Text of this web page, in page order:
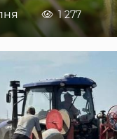
1 277